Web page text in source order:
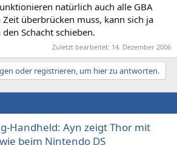
natürlich auch alle GBA
Zeit überbrücken muss, kann sich ja
Schacht schieben.
Zuletzt bearbeitet: 14. Dezember 2006
oder registrieren, um hier zu antworten.
Handheld: Ayn zeigt Thor mit
beim Nintendo DS